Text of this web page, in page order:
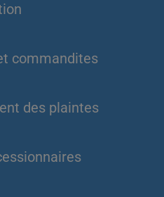
commandites
des plaintes